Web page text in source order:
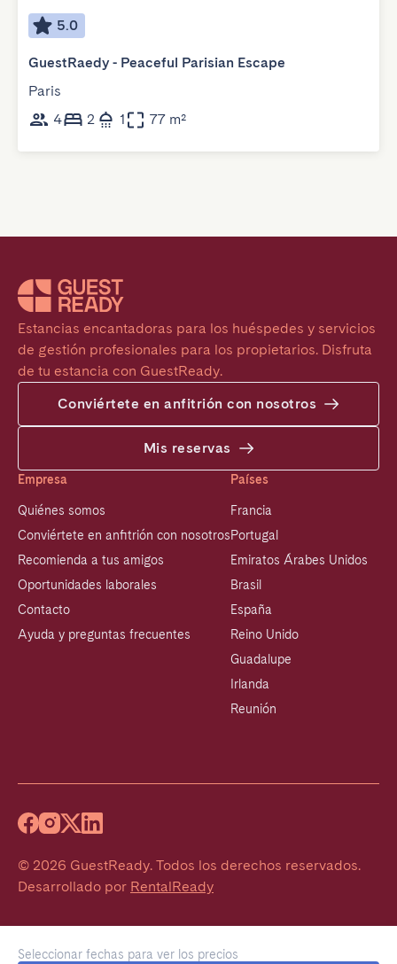
Seleccionar fechas para ver los precios
5.0
GuestRaedy - Peaceful Parisian Escape
Paris
4
2 1 77 m²
Estancias encantadoras para los huéspedes y servicios
de gestión profesionales para los propietarios. Disfruta
de tu estancia con GuestReady.
Conviértete en anfitrión con nosotros
Mis reservas
Empresa
Quiénes somos
Conviértete en anfitrión con nosotros
Recomienda a tus amigos
Oportunidades laborales
Contacto
Ayuda y preguntas frecuentes
Países
Francia
Portugal
Emiratos Árabes Unidos
Brasil
España
Reino Unido
Guadalupe
Irlanda
Reunión
© 2026 GuestReady. Todos los derechos reservados.
Desarrollado por RentalReady